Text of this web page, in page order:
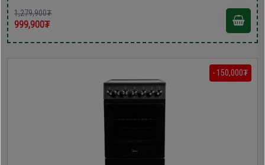
1,279,900₮
999,900₮
- 150,000₮